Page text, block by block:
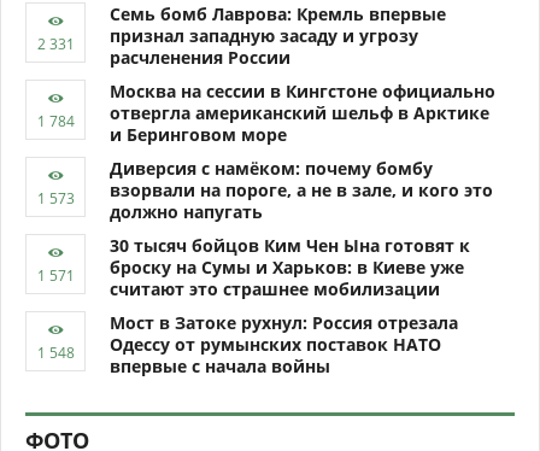
Семь бомб Лаврова: Кремль впервые
признал западную засаду и угрозу
расчленения России
Москва на сессии в Кингстоне официально
отвергла американский шельф в Арктике
и Беринговом море
Диверсия с намёком: почему бомбу
взорвали на пороге, а не в зале, и кого это
должно напугать
30 тысяч бойцов Ким Чен Ына готовят к
броску на Сумы и Харьков: в Киеве уже
считают это страшнее мобилизации
Мост в Затоке рухнул: Россия отрезала
Одессу от румынских поставок НАТО
впервые с начала войны
ФОТО